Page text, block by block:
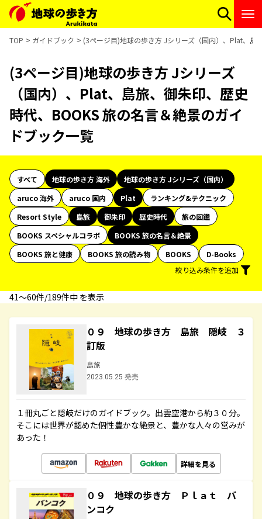
TOP ガイドブック (3ページ目)地球の歩き方 Jシリーズ（国内）、Plat、島
(3ページ目)地球の歩き方 Jシリーズ
（国内）、Plat、島旅、御朱印、歴史
時代、BOOKS 旅の名言＆絶景のガイ
ドブック一覧
すべて 地球の歩き方 海外
地球の歩き方 Jシリーズ（国内）
aruco 海外
aruco 国内 Plat
ランキング&テクニック
Resort Style
島旅 御朱印 歴史時代
旅の図鑑
BOOKS スペシャルコラボ
BOOKS 旅の名言＆絶景
BOOKS 旅と健康
BOOKS 旅の読み物 BOOKS
D-Books
絞り込み条件を追加
41〜60件/189件中 を表示
０９ 地球の歩き方 島旅 隠岐 ３
訂版
島旅
2023.05.25 発売
１冊丸ごと隠岐だけのガイドブック。出雲空港から約３０分。
そこには世界が認めた個性豊かな絶景と、豊かな人々の営みが
あった！
詳細を見る
０９ 地球の歩き方 Ｐｌａｔ バ
ンコク